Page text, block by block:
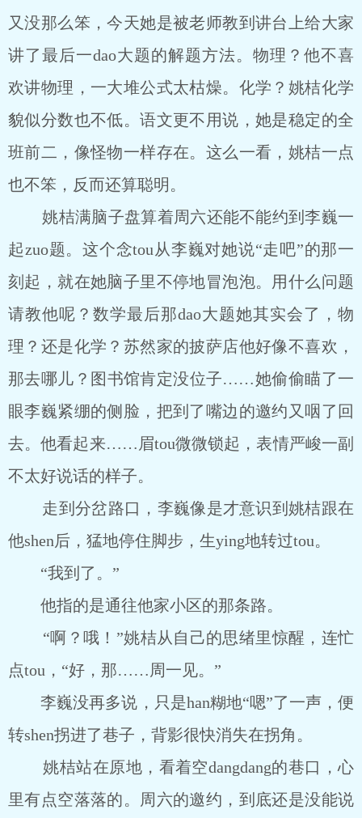
又没那么笨，今天她是被老师教到讲台上给大家
讲了最后一dao大题的解题方法。物理？他不喜
欢讲物理，一大堆公式太枯燥。化学？姚桔化学
貌似分数也不低。语文更不用说，她是稳定的全
班前二，像怪物一样存在。这么一看，姚桔一点
也不笨，反而还算聪明。
姚桔满脑子盘算着周六还能不能约到李巍一
起zuo题。这个念tou从李巍对她说“走吧”的那一
刻起，就在她脑子里不停地冒泡泡。用什么问题
请教他呢？数学最后那dao大题她其实会了，物
理？还是化学？苏然家的披萨店他好像不喜欢，
那去哪儿？图书馆肯定没位子……她偷偷瞄了一
眼李巍紧绷的侧脸，把到了嘴边的邀约又咽了回
去。他看起来……眉tou微微锁起，表情严峻一副
不太好说话的样子。
走到分岔路口，李巍像是才意识到姚桔跟在
他shen后，猛地停住脚步，生ying地转过tou。
“我到了。”
他指的是通往他家小区的那条路。
“啊？哦！”姚桔从自己的思绪里惊醒，连忙
点tou，“好，那……周一见。”
李巍没再多说，只是han糊地“嗯”了一声，便
转shen拐进了巷子，背影很快消失在拐角。
姚桔站在原地，看着空dangdang的巷口，心
里有点空落落的。周六的邀约，到底还是没能说